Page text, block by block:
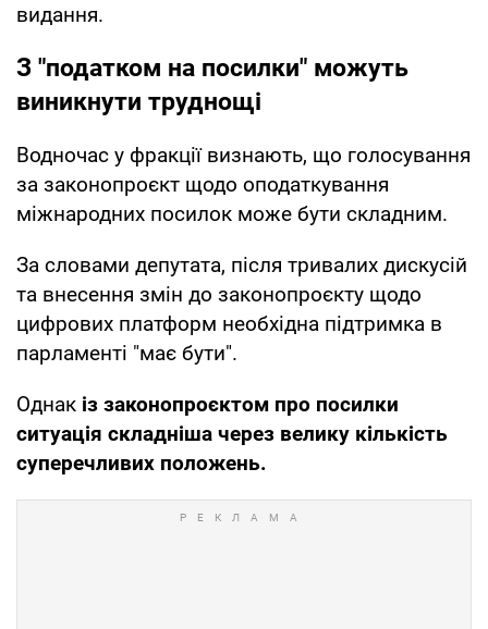
видання.
З "податком на посилки" можуть
виникнути труднощі
Водночас у фракції визнають, що голосування
за законопроєкт щодо оподаткування
міжнародних посилок може бути складним.
За словами депутата, після тривалих дискусій
та внесення змін до законопроєкту щодо
цифрових платформ необхідна підтримка в
парламенті "має бути".
Однак із законопроєктом про посилки
ситуація складніша через велику кількість
суперечливих положень.